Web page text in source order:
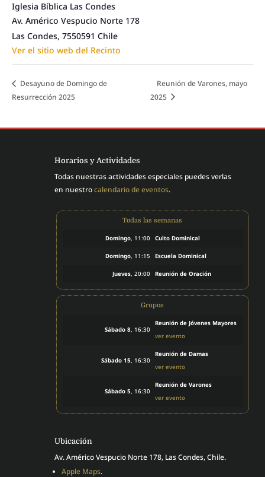
Iglesia Bíblica Las Condes
Av. Américo Vespucio Norte 178
Las Condes, 7550591 Chile
Ver el sitio web del Recinto
Desayuno de Domingo de
Resurrección 2025
Reunión de Varones, mayo
2025
Horarios y Actividades
Todas nuestras actividades especiales puedes verlas
en nuestrocalendario de eventos.
Todas las semanas
Domingo, 11:00 Culto Dominical
Domingo, 11:15 Escuela Dominical
Jueves, 20:00 Reunión de Oración
Grupos
Sábado 8 , 16:30
Reunión de Jóvenes Mayores
ver evento
Sábado 15 , 16:30
Reunión de Damas
ver evento
Sábado 5 , 16:30
Reunión de Varones
ver evento
Ubicación
Av. Américo Vespucio Norte 178, Las Condes, Chile.
Apple Maps.